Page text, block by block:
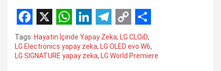
F
a
c
X W
h
a
L
i
n
T
e
l
C
o
p
S
h
a
Tags: Hayatın İçinde Yapay Zeka, LG CLOiD,
LG Electronics yapay zeka, LG OLED evo W6,
LG SIGNATURE yapay zeka, LG World Premiere